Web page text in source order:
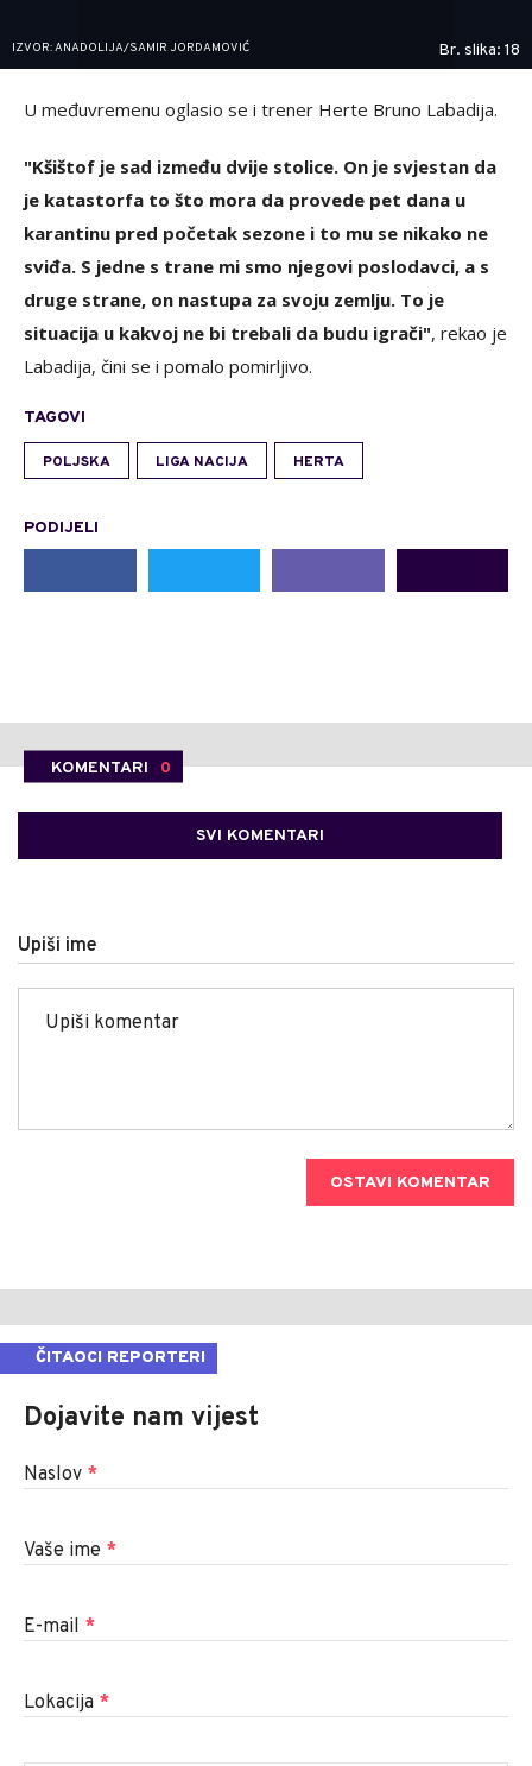
IZVOR: ANADOLIJA/SAMIR JORDAMOVIĆ Br. slika: 18
U međuvremenu oglasio se i trener Herte Bruno Labadija.
"Kšištof je sad između dvije stolice. On je svjestan da
je katastorfa to što mora da provede pet dana u
karantinu pred početak sezone i to mu se nikako ne
sviđa. S jedne s trane mi smo njegovi poslodavci, a s
druge strane, on nastupa za svoju zemlju. To je
situacija u kakvoj ne bi trebali da budu igrači", rekao je
Labadija, čini se i pomalo pomirljivo.
TAGOVI
POLJSKA LIGA NACIJA HERTA
PODIJELI
KOMENTARI 0
SVI KOMENTARI
Upiši ime
OSTAVI KOMENTAR
ČITAOCI REPORTERI
Dojavite nam vijest
Naslov *
Vaše ime *
E-mail *
Lokacija *